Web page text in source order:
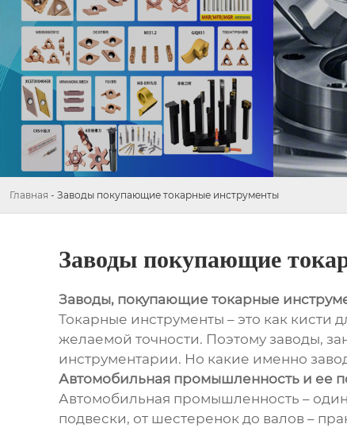
Главная - Заводы покупающие токарные инструменты
Заводы покупающие
Заводы, покупающие токарные
Токарные инструменты – это как кисти
желаемой точности. Поэтому заводы,
инструментарии. Но какие именно
Автомобильная промышленность и ее
Автомобильная промышленность –
подвески, от шестеренок до валов –